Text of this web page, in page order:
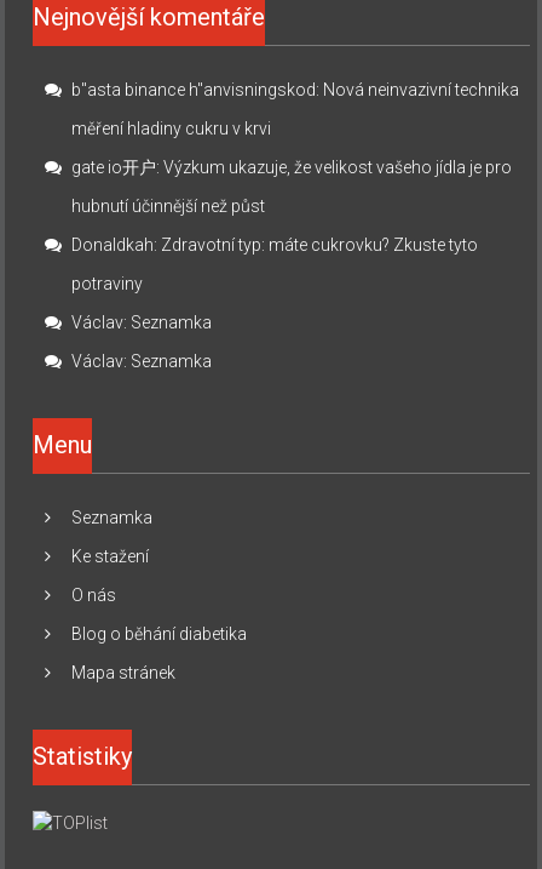
Nejnovější komentáře
b"asta binance h"anvisningskod: Nová neinvazivní technika
měření hladiny cukru v krvi
gate io开户:Výzkum ukazuje, že velikost vašeho jídla je pro
hubnutí účinnější než půst
Donaldkah: Zdravotní typ: máte cukrovku? Zkuste tyto
potraviny
Václav: Seznamka
Václav: Seznamka
Menu
Seznamka
Ke stažení
O nás
Blog o běhání diabetika
Mapa stránek
Statistiky